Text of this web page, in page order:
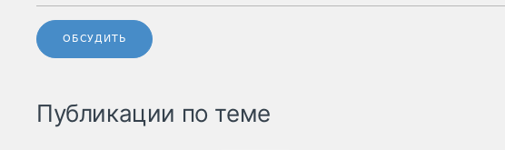
ОБСУДИТЬ
Публикации по теме